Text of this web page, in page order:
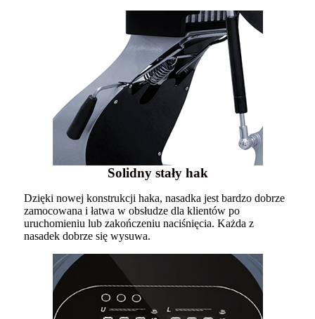
Solidny stały hak
Dzięki nowej konstrukcji haka, nasadka jest bardzo dobrze
zamocowana i łatwa w obsłudze dla klientów po
uruchomieniu lub zakończeniu naciśnięcia. Każda z
nasadek dobrze się wysuwa.